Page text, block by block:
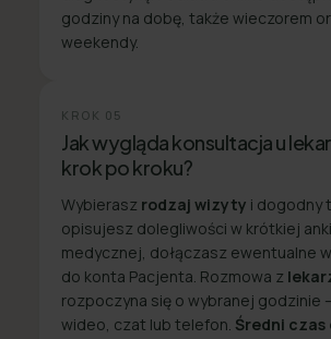
godziny na dobę, także wieczorem
weekendy.
KROK 05
Jak wygląda konsultacja u
krok po kroku?
Wybierasz rodzaj wizyty i dogodny
opisujesz dolegliwości w krótkiej
medycznej, dołączasz ewentualne
do konta Pacjenta. Rozmowa z
rozpoczyna się o wybranej godzinie
wideo, czat lub telefon. Średni